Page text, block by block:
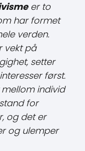
er to
har formet
verden.
vekt på
setter
først.
individ
for
og det er
og ulemper